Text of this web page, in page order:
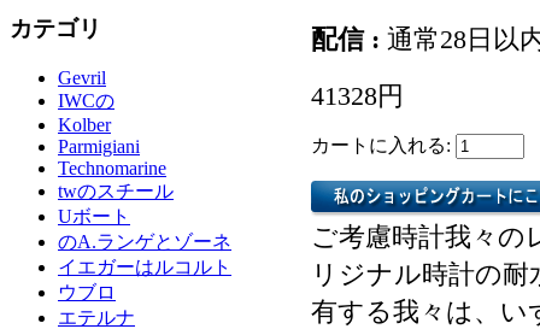
カテゴリ
Gevril
IWCの
Kolber
Parmigiani
Technomarine
twのスチール
Uボート
のA.ランゲとゾーネ
イエガーはルコルト
ウブロ
エテルナ
配信 : 通常28日以
41328円
カートに入れる:
ご考慮時計我々
リジナル時計の
有する我々は、い